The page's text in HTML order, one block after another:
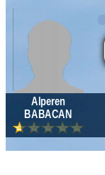
Alperen
BABACAN